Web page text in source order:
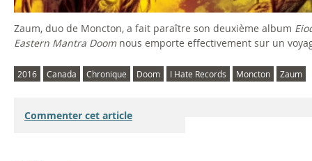
Zaum, duo de Moncton, a fait paraître son deuxième album
Eastern Mantra Doomnous emporte effectivement sur un
2016 Canada Chronique Doom I Hate Records Moncton Zaum
Commenter cet article